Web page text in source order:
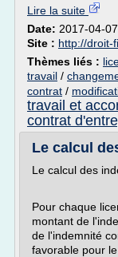
Lire la suite
Date: 2017-04-
Site : http://droit-
Thèmes liés :
travail /
contrat /
travail et
contrat
Le calcul
Le calcul des
Pour chaque
montant de
de l'indemnité
favorable pour le